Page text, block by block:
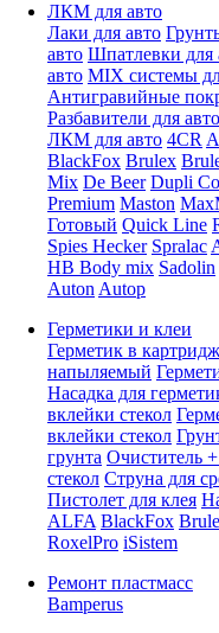
ЛКМ для авто
Лаки для авто
авто Шпатлевки для
авто MIX системы
Антигравийные
Разбавители для авто
ЛКМ для авто 4CR
BlackFox Brulex
Mix De Beer Dupli
Premium Maston
Готовый Quick Line
Spies Hecker Spralac
HB Body mix Sadolin
Auton Autop
Герметики и клеи
Герметик в
напыляемый
Насадка для
вклейки стекол
вклейки стекол
грунта Очиститель
стекол Струна для
Пистолет для клея
ALFA BlackFox
RoxelPro iSistem
Ремонт пластмасс
Bamperus